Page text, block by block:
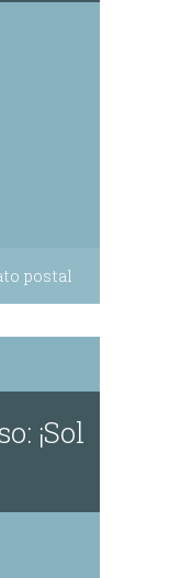
postal
¡Sol